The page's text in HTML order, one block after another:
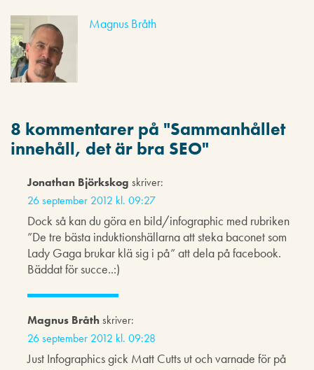
Magnus Bråth
8 kommentarer på "Sammanhållet
innehåll, det är bra SEO"
Jonathan Björkskog skriver:
26 september 2012 kl. 09:27
Dock så kan du göra en bild/infographic med rubriken
”De tre bästa induktionshällarna att steka baconet som
Lady Gaga brukar klä sig i på” att dela på facebook.
Bäddat för succe..:)
Magnus Bråthskriver:
26 september 2012 kl. 09:28
Just Infographics gick Matt Cutts ut och varnade för på